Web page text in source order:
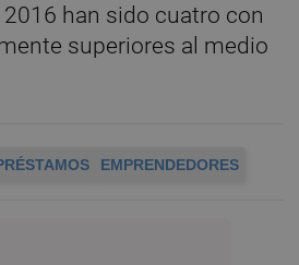
han sido cuatro con
superiores al medio
EMPRENDEDORES